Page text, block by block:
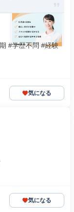
#学歴不問 #経験
気になる
気になる